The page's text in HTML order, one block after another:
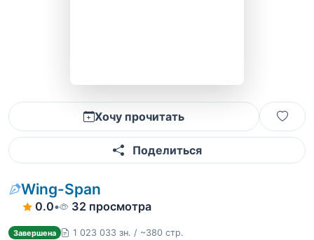
Хочу прочитать
Поделиться
Wing-Span
0.0• 32 просмотра
Завершена
1 023 033 зн. / ~380 стр.